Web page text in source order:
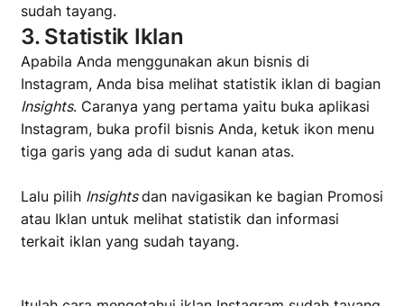
sudah tayang.
3. Statistik Iklan
Apabila Anda menggunakan akun bisnis di
Instagram, Anda bisa melihat statistik iklan di bagian
Insights. Caranya yang pertama yaitu buka aplikasi
Instagram, buka profil bisnis Anda, ketuk ikon menu
tiga garis yang ada di sudut kanan atas.
Lalu pilih Insightsdan navigasikan ke bagian Promosi
atau Iklan untuk melihat statistik dan informasi
terkait iklan yang sudah tayang.